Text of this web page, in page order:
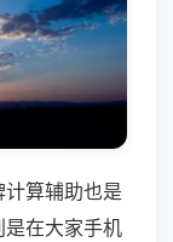
算辅助也是
在大家手机